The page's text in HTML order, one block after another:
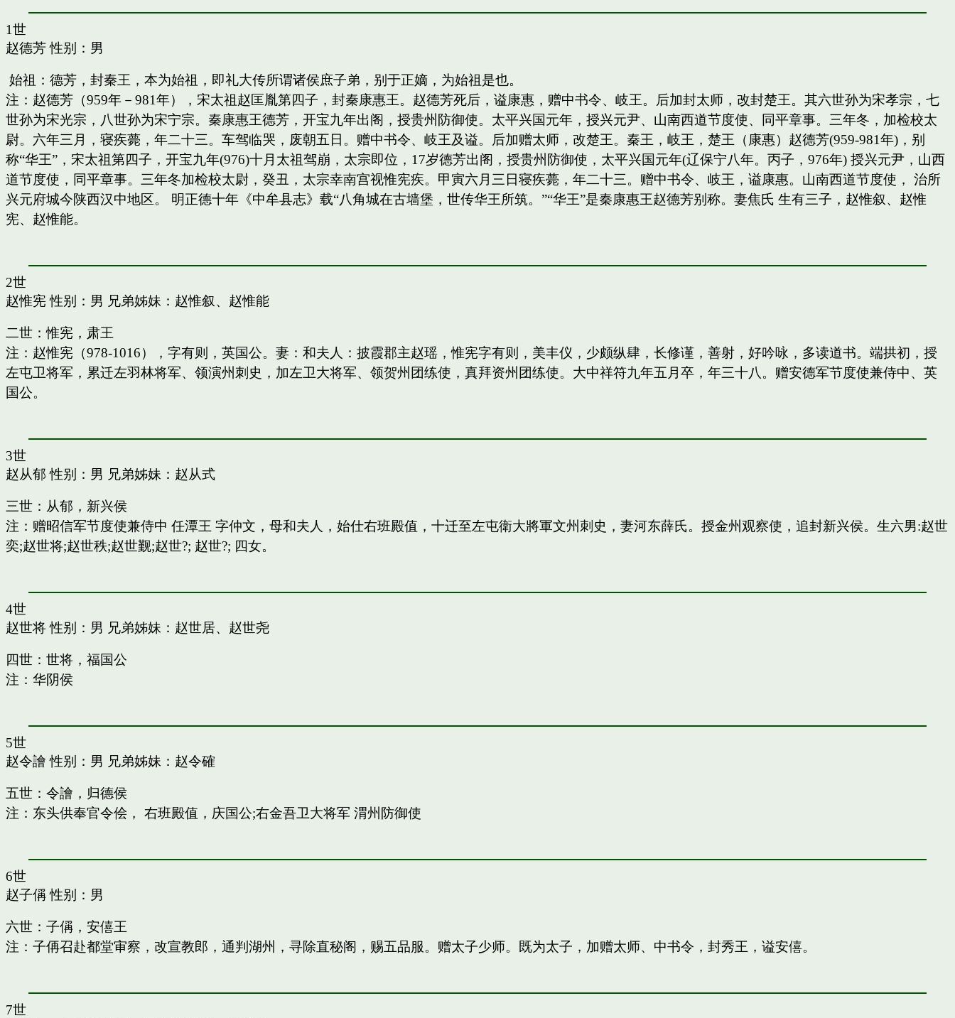
1世
赵德芳性别：男
始祖：德芳，封秦王，本为始祖，即礼大传所谓诸侯庶子弟，别于正嫡，为始祖是也。
注：赵德芳（959年－981年），宋太祖赵匡胤第四子，封秦康惠王。赵德芳死后，谥康惠，赠中书令、岐王。后加封太师，改封楚王。其六世孙为宋孝宗，七
世孙为宋光宗，八世孙为宋宁宗。秦康惠王德芳，开宝九年出阁，授贵州防御使。太平兴国元年，授兴元尹、山南西道节度使、同平章事。三年冬，加检校太
尉。六年三月，寝疾薨，年二十三。车驾临哭，废朝五日。赠中书令、岐王及谥。后加赠太师，改楚王。秦王，岐王，楚王（康惠）赵德芳(959-981年)，别
称“华王”，宋太祖第四子，开宝九年(976)十月太祖驾崩，太宗即位，17岁德芳出阁，授贵州防御使，太平兴国元年(辽保宁八年。丙子，976年) 授兴元尹，山西
道节度使，同平章事。三年冬加检校太尉，癸丑，太宗幸南宫视惟宪疾。甲寅六月三日寝疾薨，年二十三。赠中书令、岐王，谥康惠。山南西道节度使， 治所
兴元府城今陕西汉中地区。 明正德十年《中牟县志》载“八角城在古墙堡，世传华王所筑。”“华王”是秦康惠王赵德芳别称。妻焦氏 生有三子，赵惟叙、赵惟
宪、赵惟能。
2世
赵惟宪 性别：男 兄弟姊妹： 赵惟叙、 赵惟能
二世：惟宪，肃王
注：赵惟宪（978-1016），字有则，英国公。妻：和夫人：披霞郡主赵瑶，惟宪字有则，美丰仪，少颇纵肆，长修谨，善射，好吟咏，多读道书。端拱初，授
左屯卫将军，累迁左羽林将军、领演州刺史，加左卫大将军、领贺州团练使，真拜资州团练使。大中祥符九年五月卒，年三十八。赠安德军节度使兼侍中、英
国公。
3世
赵从郁 性别：男 兄弟姊妹： 赵从式
三世：从郁，新兴侯
注：赠昭信军节度使兼侍中 任潭王 字仲文，母和夫人，始仕右班殿值，十迁至左屯衛大將軍文州刺史，妻河东薛氏。授金州观察使，追封新兴侯。生六男:赵世
奕;赵世将;赵世秩;赵世觐;赵世?; 赵世?; 四女。
4世
赵世将性别：男 兄弟姊妹： 赵世居、 赵世尧
四世：世将，福国公
注：华阴侯
5世
赵令譮 性别：男 兄弟姊妹： 赵令確
五世：令譮，归德侯
注：东头供奉官令侩， 右班殿值，庆国公;右金吾卫大将军 渭州防御使
6世
赵子偁性别：男
六世：子偁，安僖王
注：子侢召赴都堂审察，改宣教郎，通判湖州，寻除直秘阁，赐五品服。赠太子少师。既为太子，加赠太师、中书令，封秀王，谥安僖。
7世